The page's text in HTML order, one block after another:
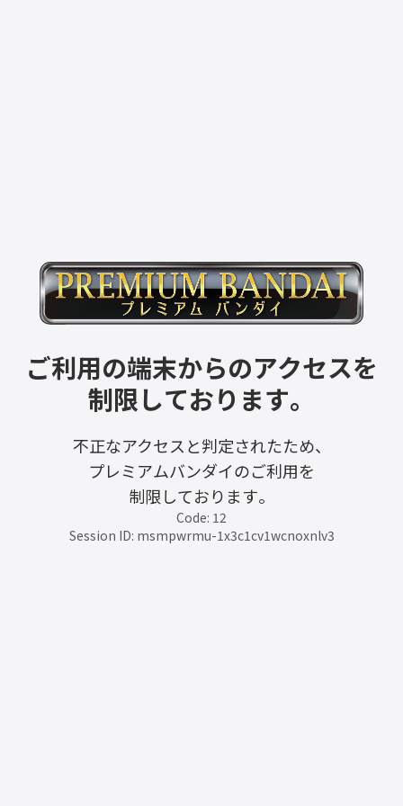
ご利用の端末からのアクセスを
制限しております。
不正なアクセスと判定されたため、
プレミアムバンダイのご利用を
制限しております。
Code: 12
Session ID: msmpwrmu-1x3c1cv1wcnoxnlv3